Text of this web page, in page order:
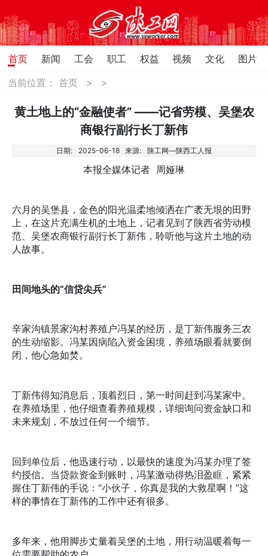
首页 新闻 工会 职工 权益 视频 文化
图片
当前位置：首页 > >
黄土地上的“金融使者” ——记省劳模、吴堡农
商银行副行长丁新伟
日期: 2025-06-18 来源: 陕工网—陕西工人报
本报全媒体记者 周娅琳
六月的吴堡县，金色的阳光温柔地倾洒在广袤无垠的田野
上，在这片充满生机的土地上，记者见到了陕西省劳动模
范、吴堡农商银行副行长丁新伟，聆听他与这片土地的动
人故事。
田间地头的“信贷尖兵”
辛家沟镇景家沟村养殖户冯某的经历，是丁新伟服务三农
的生动缩影。冯某因病陷入资金困境，养殖场眼看就要倒
闭，他心急如焚。
丁新伟得知消息后，顶着烈日，第一时间赶到冯某家中。
在养殖场里，他仔细查看养殖规模，详细询问资金缺口和
未来规划，不放过任何一个细节。
回到单位后，他迅速行动，以最快的速度为冯某办理了签
约授信。当贷款资金到账时，冯某激动得热泪盈眶，紧紧
握住丁新伟的手说：“小伙子，你真是我的大救星啊！”这
样的事情在丁新伟的工作中还有很多。
多年来，他用脚步丈量着吴堡的土地，用行动温暖着每一